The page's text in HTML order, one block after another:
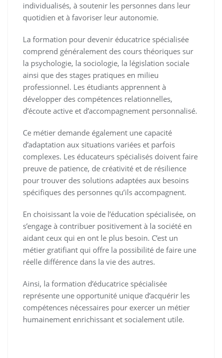
individualisés, à soutenir les personnes dans leur
quotidien et à favoriser leur autonomie.
La formation pour devenir éducatrice spécialisée
comprend généralement des cours théoriques sur
la psychologie, la sociologie, la législation sociale
ainsi que des stages pratiques en milieu
professionnel. Les étudiants apprennent à
développer des compétences relationnelles,
d’écoute active et d’accompagnement personnalisé.
Ce métier demande également une capacité
d’adaptation aux situations variées et parfois
complexes. Les éducateurs spécialisés doivent faire
preuve de patience, de créativité et de résilience
pour trouver des solutions adaptées aux besoins
spécifiques des personnes qu’ils accompagnent.
En choisissant la voie de l’éducation spécialisée, on
s’engage à contribuer positivement à la société en
aidant ceux qui en ont le plus besoin. C’est un
métier gratifiant qui offre la possibilité de faire une
réelle différence dans la vie des autres.
Ainsi, la formation d’éducatrice spécialisée
représente une opportunité unique d’acquérir les
compétences nécessaires pour exercer un métier
humainement enrichissant et socialement utile.